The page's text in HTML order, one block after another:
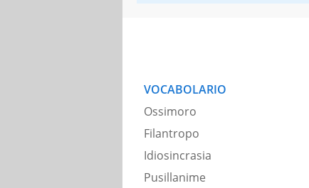
VOCABOLARIO
Ossimoro
Filantropo
Idiosincrasia
Pusillanime